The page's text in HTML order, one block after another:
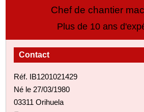
Chef de chantier
Plus de 10 ans
Contact
Réf. IB1201021429
Né le 27/03/1980
03311 Orihuela